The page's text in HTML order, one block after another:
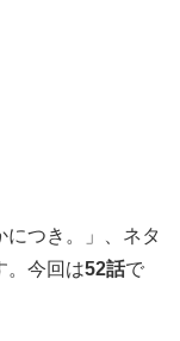
につき。」、ネタ
。今回は52話で